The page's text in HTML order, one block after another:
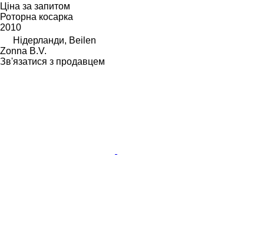
Ціна за запитом
Роторна косарка
2010
Нідерланди, Beilen
Zonna B.V.
Зв'язатися з продавцем